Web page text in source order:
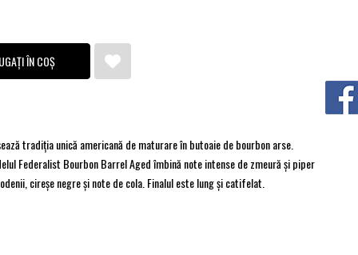
ÎN COȘ
tradiția unică americană de maturare în butoaie de bourbon arse.
Federalist Bourbon Barrel Aged îmbină note intense de zmeură și piper
cireșe negre și note de cola. Finalul este lung și catifelat.